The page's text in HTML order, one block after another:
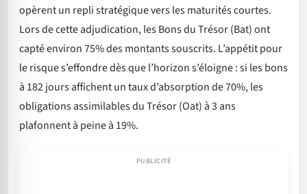
opèrent un repli stratégique vers les maturités courtes.
Lors de cette adjudication, les Bons du Trésor (Bat) ont
capté environ 75% des montants souscrits. L’appétit pour
le risque s’effondre dès que l’horizon s’éloigne : si les bons
à 182 jours affichent un taux d’absorption de 70%, les
obligations assimilables du Trésor (Oat) à 3 ans
plafonnent à peine à 19%.